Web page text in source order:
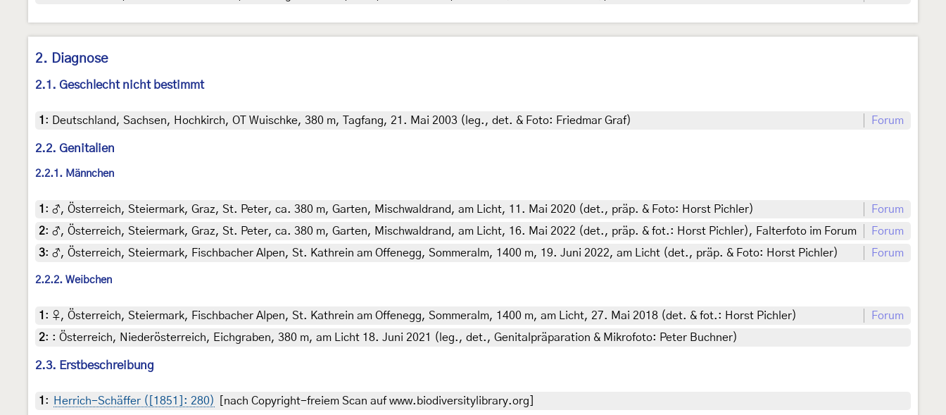
2. Diagnose
2.1. Geschlecht nicht bestimmt
1 : Deutschland, Sachsen, Hochkirch, OT Wuischke, 380 m, Tagfang, 21. Mai 2003 (leg., det. & Foto: Friedmar Graf) Forum
2.2. Genitalien
2.2.1. Männchen
1 : ♂, Österreich, Steiermark, Graz, St. Peter, ca. 380 m, Garten, Mischwaldrand, am Licht, 11. Mai 2020 (det., präp. & Foto: Horst Pichler)
Forum
2: ♂, Österreich, Steiermark, Graz, St. Peter, ca. 380 m, Garten, Mischwaldrand, am Licht, 16. Mai 2022 (det., präp. & fot.: Horst Pichler), Falterfoto im Forum
Forum
3: ♂, Österreich, Steiermark, Fischbacher Alpen, St. Kathrein am Offenegg, Sommeralm, 1400 m, 19. Juni 2022, am Licht (det., präp. & Foto: Horst Pichler) Forum
2.2.2. Weibchen
1 : ♀, Österreich, Steiermark, Fischbacher Alpen, St. Kathrein am Offenegg, Sommeralm, 1400 m, am Licht, 27. Mai 2018 (det. & fot.: Horst Pichler)
Forum
2: : Österreich, Niederösterreich, Eichgraben, 380 m, am Licht 18. Juni 2021 (leg., det., Genitalpräparation & Mikrofoto: Peter Buchner)
2.3. Erstbeschreibung
1 : Herrich-Schäffer ([1851]: 280) [nach Copyright-freiem Scan auf www.biodiversitylibrary.org]